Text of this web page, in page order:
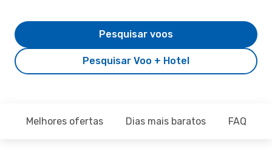
Pesquisar Voo + Hotel
Pesquisar voos
Melhores ofertas Dias mais baratos FAQ